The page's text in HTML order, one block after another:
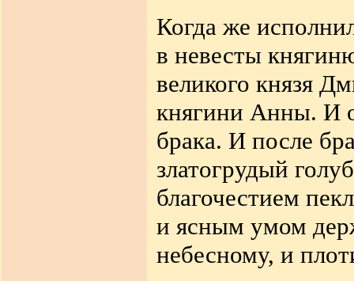
Когда же
в невесты
великого князя
княгини Анны. И
брака. И после
златогрудый
благочестием
и ясным умом
небесному, и